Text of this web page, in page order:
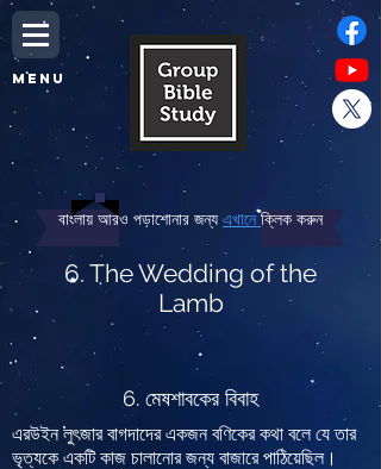
MENU
বাংলায় আরও পড়াশোনার জন্য এখানেক্লিক করুন
6. The Wedding of the
Lamb
6. মেষশাবকের বিবাহ
এরউইন লুৎজার বাগদাদের একজন বণিকের কথা বলে যে তার
ভৃত্যকে একটি কাজ চালানোর জন্য বাজারে পাঠিয়েছিল।